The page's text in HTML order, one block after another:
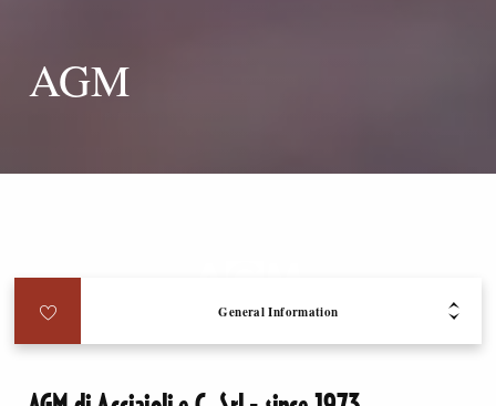
AGM
General Information